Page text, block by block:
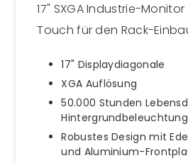
17" SXGA Industrie-
Touch für den Rack-
17" Displaydiagonale
XGA Auflösung
50.000 Stunden
Hintergrundbeleuchtung
Robustes Design mit
und Aluminium-